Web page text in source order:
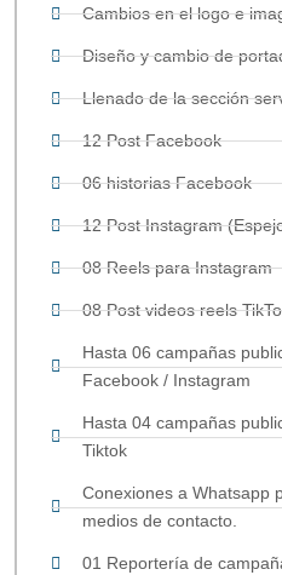
Cambios en el logo e
Diseño y cambio de
Llenado de la sección
12 Post Facebook
06 historias Facebook
12 Post Instagram
08 Reels para Instagram
08 Post videos reels
Hasta 06 campañas
Facebook / Instagram
Hasta 04 campañas
Tiktok
Conexiones a Whatsapp
medios de contacto.
01 Reportería de